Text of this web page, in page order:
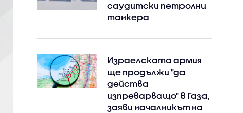
саудитски петролни
танкера
Израелската армия
ще продължи "да
действа
изпреварващо" в Газа,
заяви началникът на